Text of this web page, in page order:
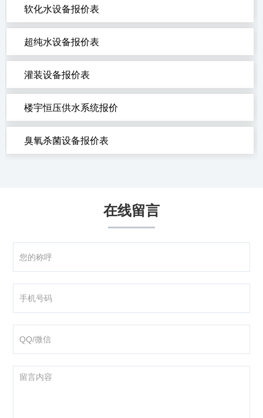
软化水设备报价表
超纯水设备报价表
灌装设备报价表
楼宇恒压供水系统报价
臭氧杀菌设备报价表
在线留言